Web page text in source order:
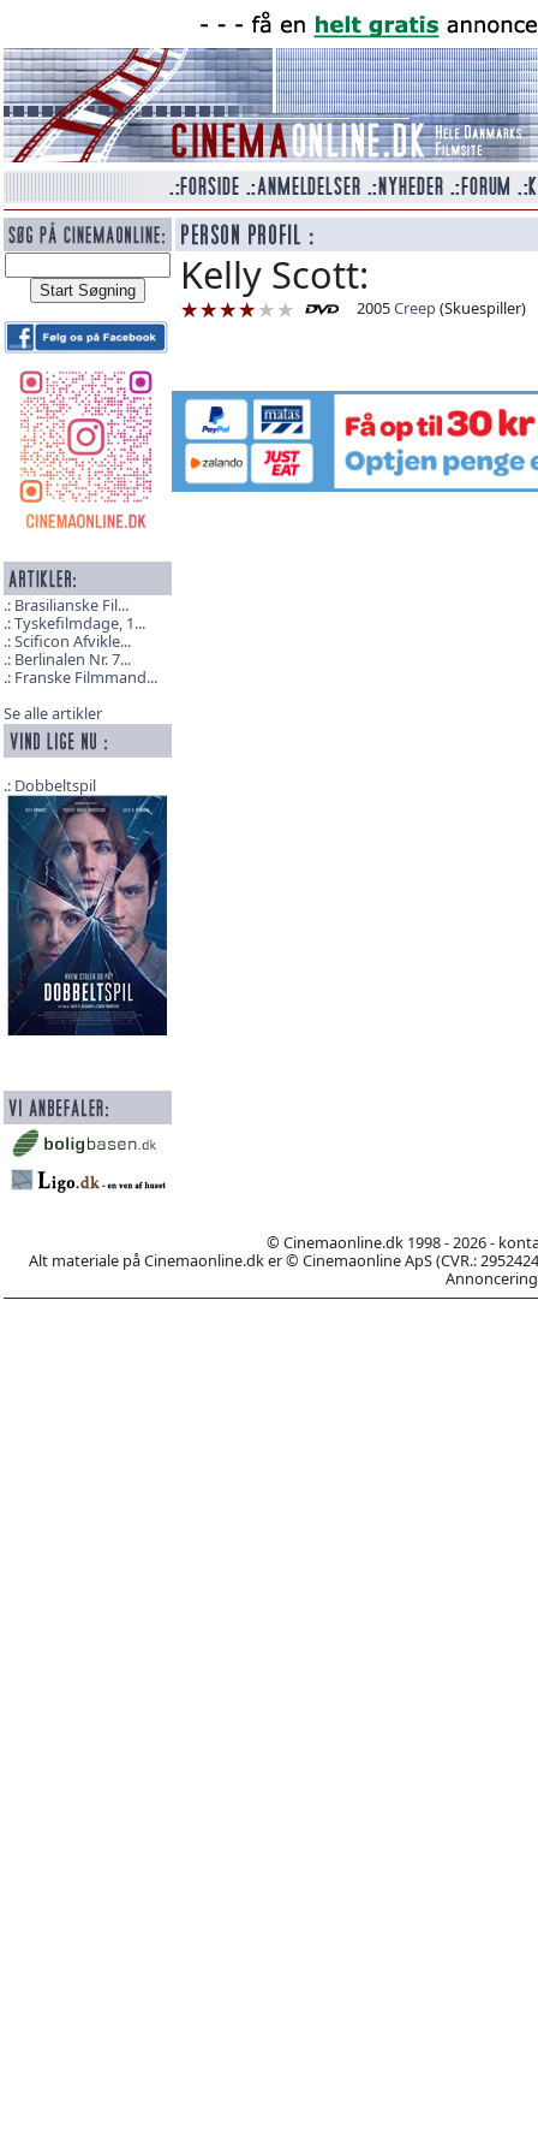
Brasilianske Fil...
Tyskefilmdage, 1...
Scificon Afvikle...
Berlinalen Nr. 7...
Franske Filmmand...
Se alle artikler
Dobbeltspil
Kelly Scott:
2005Creep(Skuespiller)
© Cinemaonline.dk 1998 - 2026 -
Alt materiale på Cinemaonline.dk er © Cinemaonline ApS (CVR.: